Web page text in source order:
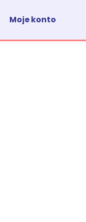
Moje konto